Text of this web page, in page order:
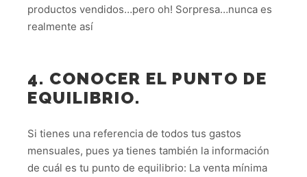
productos vendidos…pero oh! Sorpresa…nunca es
realmente así
4. CONOCER EL PUNTO DE
EQUILIBRIO.
Si tienes una referencia de todos tus gastos
mensuales, pues ya tienes también la información
de cuál es tu punto de equilibrio: La venta mínima